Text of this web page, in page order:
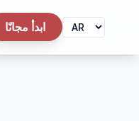
ابدأ مجانًا